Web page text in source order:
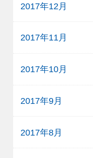
2017年12月
2017年11月
2017年10月
2017年9月
2017年8月